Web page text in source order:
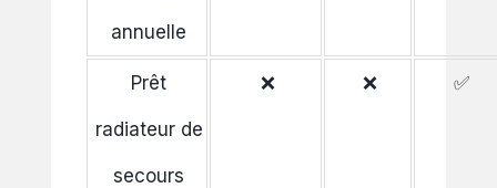
annuelle
Prêt
radiateur de
secours
❌ ❌ ✅